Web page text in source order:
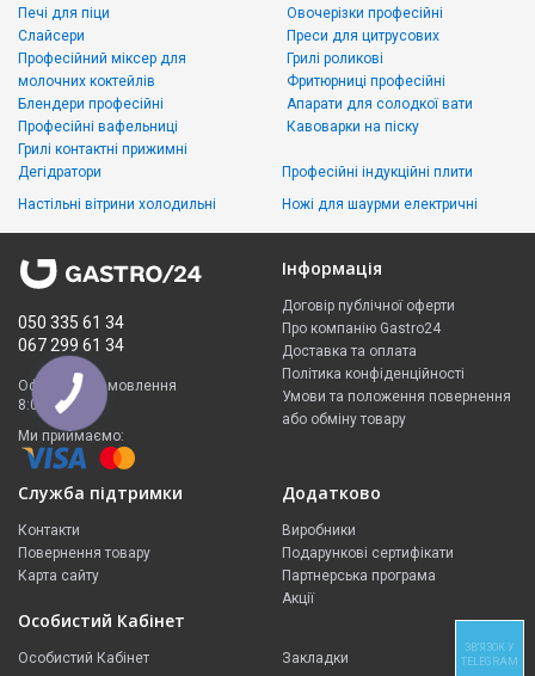
Печі для піци
Слайсери
Овочерізки професійні
Преси для цитрусових
Професійний міксер для
молочних коктейлів
Блендери професійні
Професійні вафельниці
Грилі контактні прижимні
Грилі роликові
Фритюрниці професійні
Апарати для солодкої вати
Кавоварки на піску
Дегідратори
Настільні вітрини холодильні
Професійні індукційні плити
Ножі для шаурми електричні
050 335 61 34
067 299 61 34
Оформити замовлення
8:00 - 23:00
Ми приймаємо:
Інформація
Договір публічної оферти
Про компанію Gastro24
Доставка та оплата
Політика конфіденційності
Умови та положення повернення
або обміну товару
Служба підтримки
Контакти
Повернення товару
Карта сайту
Додатково
Виробники
Подарункові сертифікати
Партнерська програма
Акції
Особистий Кабінет
Особистий Кабінет Закладки
ЗВ'ЯЗОК У
TELEGRAM